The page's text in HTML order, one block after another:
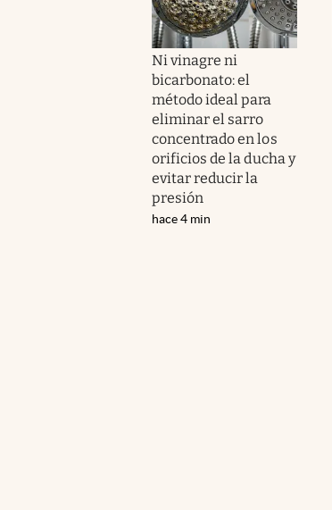
Ni vinagre ni
bicarbonato: el
método ideal para
eliminar el sarro
concentrado en los
orificios de la ducha y
evitar reducir la
presión
hace 4 min